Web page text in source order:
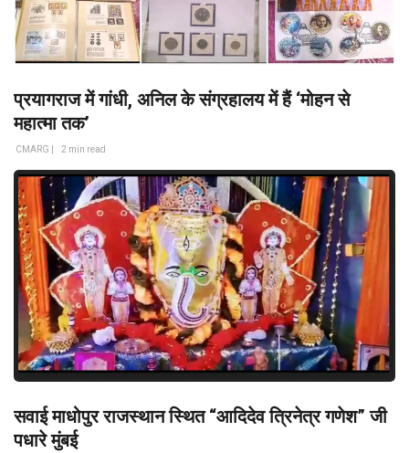
प्रयागराज में गांधी, अनिल के संग्रहालय में हैं ‘मोहन से
महात्मा तक’
CMARG | 2 min read
सवाई माधोपुर राजस्थान स्थित “आदिदेव त्रिनेत्र गणेश” जी
पधारे मुंबई